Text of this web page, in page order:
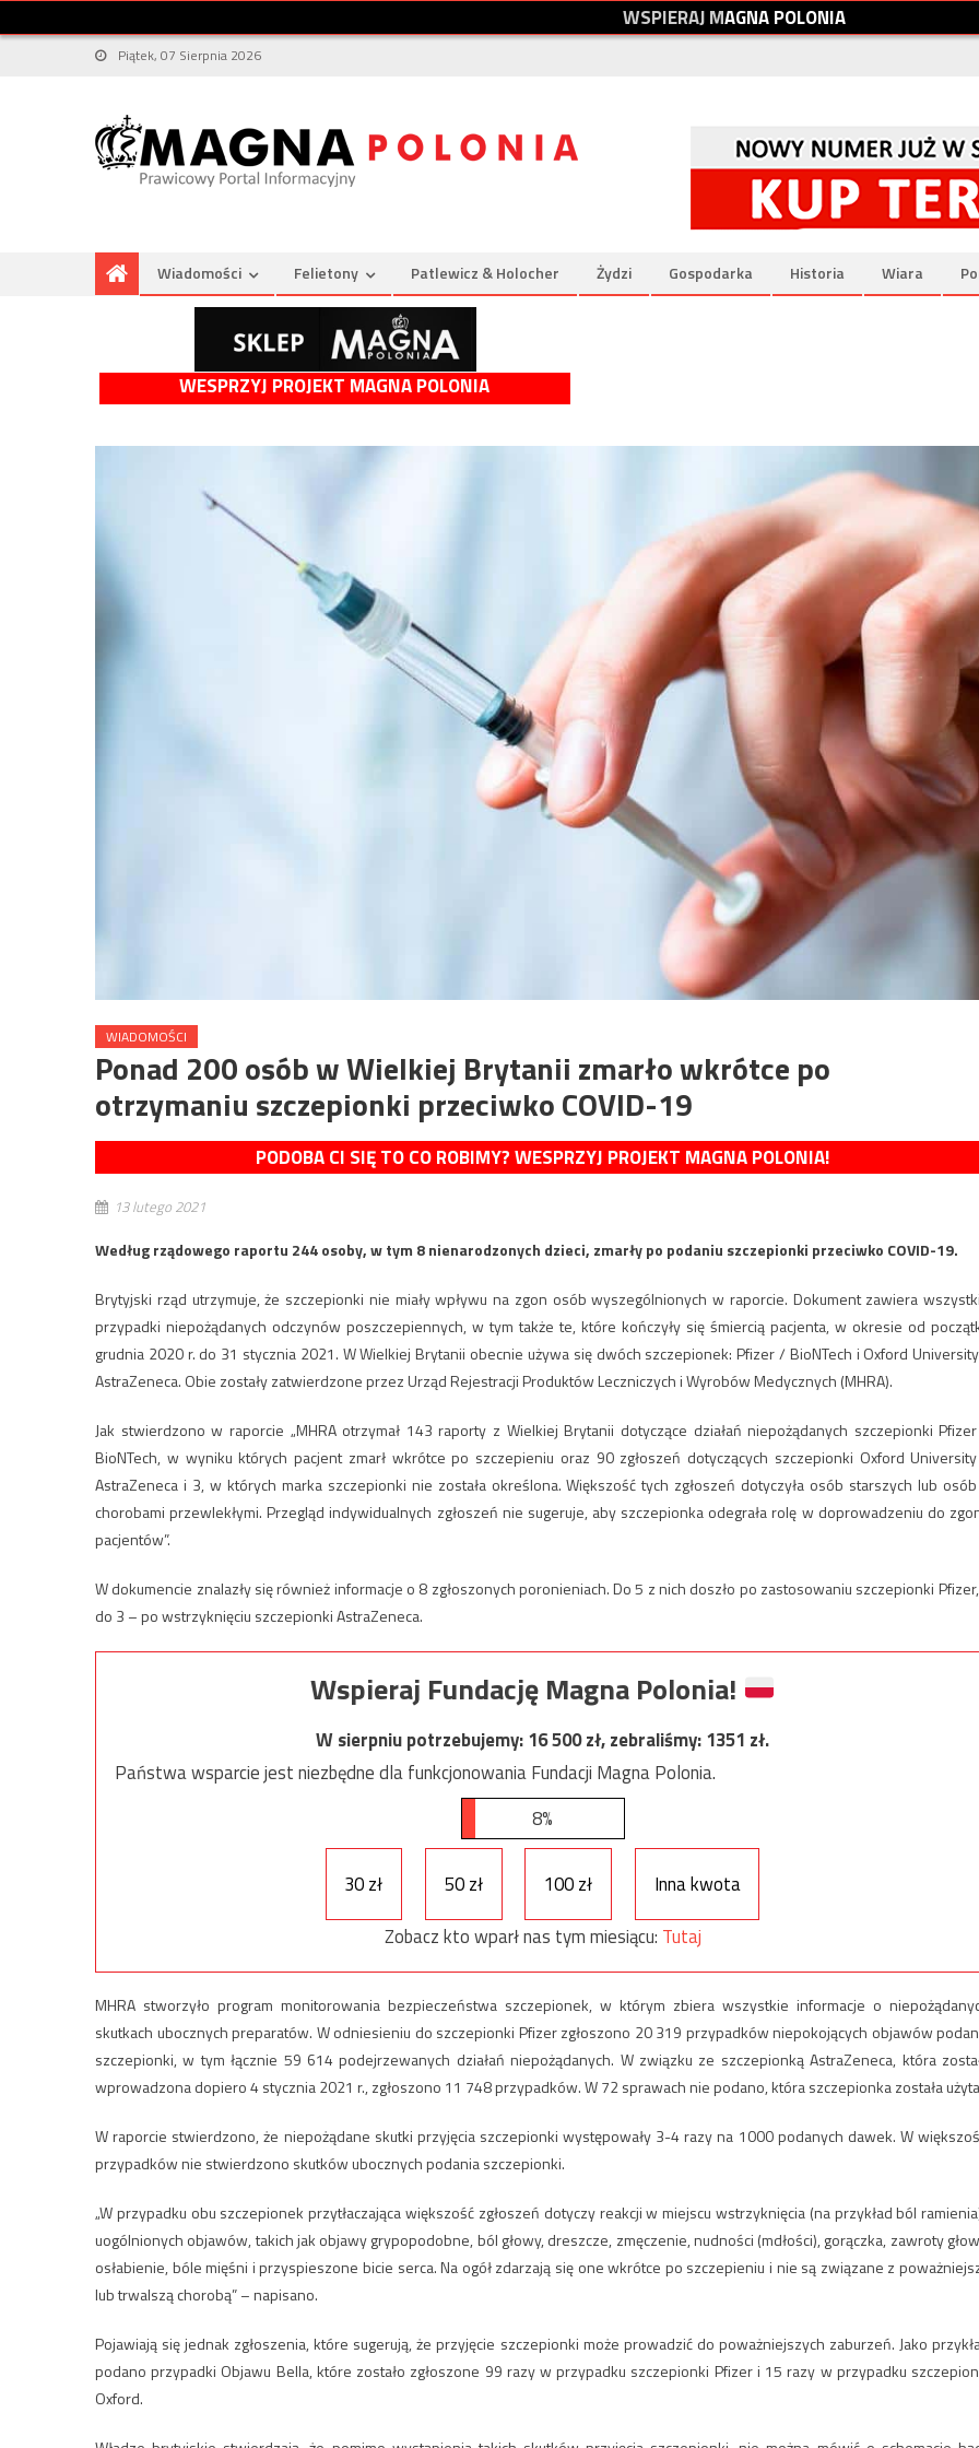
WSPIERAJMAGNAPOLONIA
Piątek, 07 Sierpnia 2026
Wiadomości Felietony Patlewicz & Holocher Żydzi Gospodarka Historia Wiara
WESPRZYJ PROJEKT MAGNA POLONIA
WIADOMOŚCI
Ponad 200 osób w Wielkiej Brytanii zmarło wkrótce po
otrzymaniu szczepionki przeciwko COVID-19
PODOBA CI SIĘ TO CO ROBIMY? WESPRZYJ PROJEKT MAGNA POLONIA!
13 lutego 2021
Według rządowego raportu 244 osoby, w tym 8 nienarodzonych dzieci, zmarły po podaniu szczepionki przeciwko COVID-19.
Brytyjski rząd utrzymuje, że szczepionki nie miały wpływu na zgon osób wyszególnionych w raporcie. Dokument zawiera
przypadki niepożądanych odczynów poszczepiennych, w tym także te, które kończyły się śmiercią pacjenta, w okresie od
grudnia 2020 r. do 31 stycznia 2021. W Wielkiej Brytanii obecnie używa się dwóch szczepionek: Pfizer / BioNTech i Oxford
AstraZeneca. Obie zostały zatwierdzone przez Urząd Rejestracji Produktów Leczniczych i Wyrobów Medycznych (MHRA).
Jak stwierdzono w raporcie „MHRA otrzymał 143 raporty z Wielkiej Brytanii dotyczące działań niepożądanych szczepionki
BioNTech, w wyniku których pacjent zmarł wkrótce po szczepieniu oraz 90 zgłoszeń dotyczących szczepionki Oxford
AstraZeneca i 3, w których marka szczepionki nie została określona. Większość tych zgłoszeń dotyczyła osób starszych lub
chorobami przewlekłymi. Przegląd indywidualnych zgłoszeń nie sugeruje, aby szczepionka odegrała rolę w doprowadzeniu do
pacjentów”.
W dokumencie znalazły się również informacje o 8 zgłoszonych poronieniach. Do 5 z nich doszło po zastosowaniu szczepionki
do 3 – po wstrzyknięciu szczepionki AstraZeneca.
Wspieraj Fundację Magna Polonia!
W sierpniu potrzebujemy:16 500zł, zebraliśmy:1351 zł.
Państwa wsparcie jest niezbędne dla funkcjonowania Fundacji Magna Polonia.
8%
30 zł 50 zł 100 zł
Inna kwota
Zobacz kto wparł nas tym miesiącu: Tutaj
MHRA stworzyło program monitorowania bezpieczeństwa szczepionek, w którym zbiera wszystkie informacje o
skutkach ubocznych preparatów. W odniesieniu do szczepionki Pfizer zgłoszono 20 319 przypadków niepokojących objawów
szczepionki, w tym łącznie 59 614 podejrzewanych działań niepożądanych. W związku ze szczepionką AstraZeneca, która
wprowadzona dopiero 4 stycznia 2021 r., zgłoszono 11 748 przypadków. W 72 sprawach nie podano, która szczepionka została
W raporcie stwierdzono, że niepożądane skutki przyjęcia szczepionki występowały 3-4 razy na 1000 podanych dawek. W
przypadków nie stwierdzono skutków ubocznych podania szczepionki.
„W przypadku obu szczepionek przytłaczająca większość zgłoszeń dotyczy reakcji w miejscu wstrzyknięcia (na przykład ból
uogólnionych objawów, takich jak objawy grypopodobne, ból głowy, dreszcze, zmęczenie, nudności (mdłości), gorączka, zawroty
osłabienie, bóle mięśni i przyspieszone bicie serca. Na ogół zdarzają się one wkrótce po szczepieniu i nie są związane z
lub trwalszą chorobą” – napisano.
Pojawiają się jednak zgłoszenia, które sugerują, że przyjęcie szczepionki może prowadzić do poważniejszych zaburzeń. Jako
podano przypadki Objawu Bella, które zostało zgłoszone 99 razy w przypadku szczepionki Pfizer i 15 razy w przypadku
Oxford.